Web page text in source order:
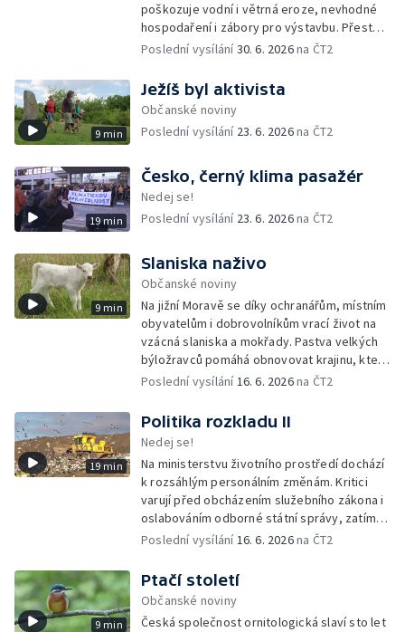
poškozuje vodní i větrná eroze, nevhodné
hospodaření i zábory pro výstavbu. Přesto
česká vláda připravuje změny, které by část
Poslední vysílání30. 6. 2026na ČT2
9 min
Ježíš byl aktivista
Občanské noviny
Poslední vysílání 23. 6. 2026na ČT2
19 min
Česko, černý klima pasažér
Nedej se!
Poslední vysílání 23. 6. 2026na ČT2
9 min
Slaniska naživo
Občanské noviny
Na jižní Moravě se díky ochranářům, místním
obyvatelům i dobrovolníkům vrací život na
vzácná slaniska a mokřady. Pastva velkých
býložravců pomáhá obnovovat krajinu, která
po desetiletí zarůstala, a zároveň znovu
Poslední vysílání16. 6. 2026na ČT2
19 min
Politika rozkladu II
Nedej se!
Na ministerstvu životního prostředí dochází
k rozsáhlým personálním změnám. Kritici
varují před obcházením služebního zákona i
oslabováním odborné státní správy, zatímco
úředníkům přibývá práce na projektech,
ochranou přírody.
Poslední vysílání16. 6. 2026na ČT2
9 min
Ptačí století
Občanské noviny
Česká společnost ornitologická slaví sto let